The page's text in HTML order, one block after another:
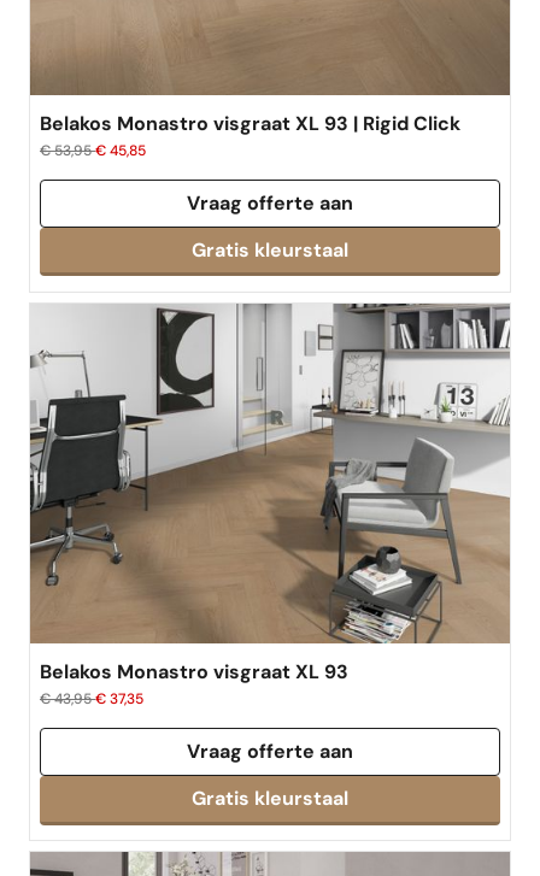
Belakos Monastro visgraat XL 93 | Rigid Click
€ 53,95€ 45,85
Vraag offerte aan
Belakos Monastro visgraat XL 93
€ 43,95€ 37,35
Vraag offerte aan